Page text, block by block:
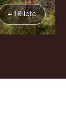
+ 1 Bilete